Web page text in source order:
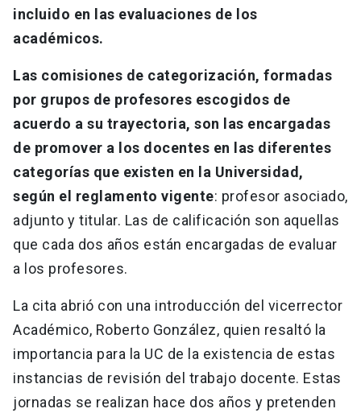
incluido en las evaluaciones de los
académicos.
Las comisiones de categorización, formadas
por grupos de profesores escogidos de
acuerdo a su trayectoria, son las encargadas
de promover a los docentes en las diferentes
categorías que existen en la Universidad,
según el reglamento vigente: profesor asociado,
adjunto y titular. Las de calificación son aquellas
que cada dos años están encargadas de evaluar
a los profesores.
La cita abrió con una introducción del vicerrector
Académico, Roberto González, quien resaltó la
importancia para la UC de la existencia de estas
instancias de revisión del trabajo docente. Estas
jornadas se realizan hace dos años y pretenden